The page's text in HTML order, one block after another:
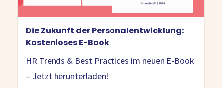
Die Zukunft der Personalentwicklung:
Kostenloses E-Book
HR Trends & Best Practices im neuen E-Book
– Jetzt herunterladen!